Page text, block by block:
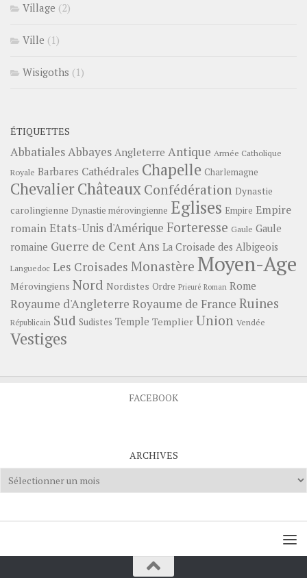
Village (2)
Ville (1)
Wisigoths (1)
ÉTIQUETTES
AbbatialesAbbayes Angleterre Antique Armée Catholique
Royale Barbares Cathédrales Chapelle Charlemagne
ChevalierChâteauxConfédération Dynastie
carolingienne Dynastie mérovingienne Eglises Empire Empire
romainEtats-Unis d'Amérique Forteresse Gaule Gaule
romaine Guerre de Cent Ans La Croisade des Albigeois
Languedoc Les Croisades Monastère Moyen-Age
Mérovingiens Nord Nordistes Ordre Prieuré Roman Rome
Royaume d'Angleterre Royaume de France Ruines
Républicain Sud Sudistes Temple Templier Union Vendée
Vestiges
FACEBOOK
ARCHIVES
Archives